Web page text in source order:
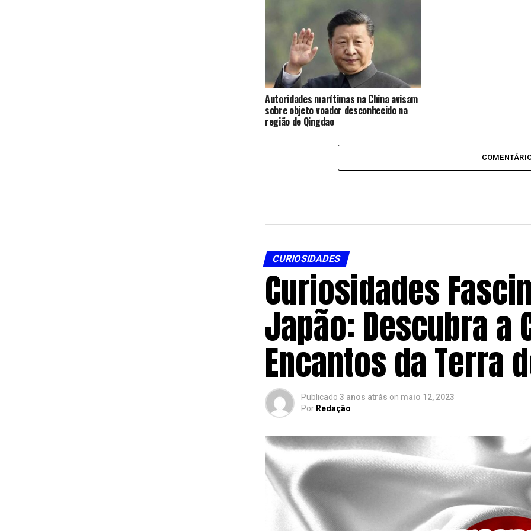
Autoridades marítimas na China avisam
sobre objeto voador desconhecido na
região de Qingdao
CURIOSIDADES
Curiosidades
Japão: Descubra a
Encantos da Terra
Publicado 3 anos atrás on maio 12, 2023
Por Redação